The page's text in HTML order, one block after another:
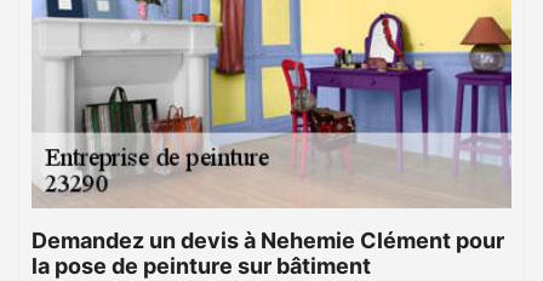
Demandez un devis à Nehemie Clément pour
la pose de peinture sur bâtiment